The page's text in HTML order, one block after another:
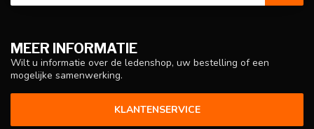
MEER INFORMATIE
Wilt u informatie over de ledenshop, uw bestelling of een
mogelijke samenwerking.
KLANTENSERVICE